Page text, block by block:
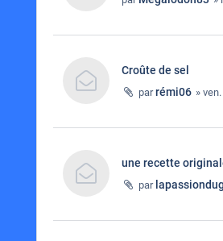
Croûte de sel
parrémi06 »
une recette
par